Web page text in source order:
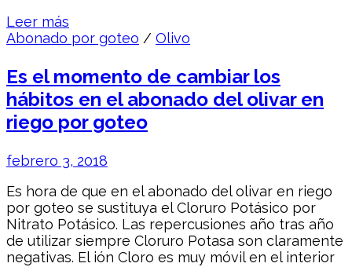
Leer más
Abonado por goteo / Olivo
Es el momento de cambiar los
hábitos en el abonado del olivar en
riego por goteo
febrero 3, 2018
Es hora de que en el abonado del olivar en riego
por goteo se sustituya el Cloruro Potásico por
Nitrato Potásico. Las repercusiones año tras año
de utilizar siempre Cloruro Potasa son claramente
negativas. El ión Cloro es muy móvil en el interior